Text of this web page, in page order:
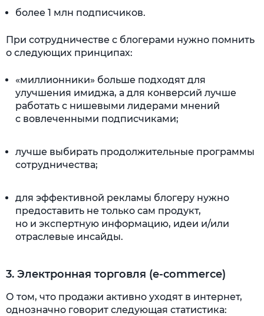
более 1 млн подписчиков.
При сотрудничестве с блогерами нужно помнить
о следующих принципах:
«миллионники» больше подходят для
улучшения имиджа, а для конверсий лучше
работать с нишевыми лидерами мнений
с вовлеченными подписчиками;
лучше выбирать продолжительные программы
сотрудничества;
для эффективной рекламы блогеру нужно
предоставить не только сам продукт,
но и экспертную информацию, идеи и/или
отраслевые инсайды.
3. Электронная торговля (e-commerce)
О том, что продажи активно уходят в интернет,
однозначно говорит следующая статистика: